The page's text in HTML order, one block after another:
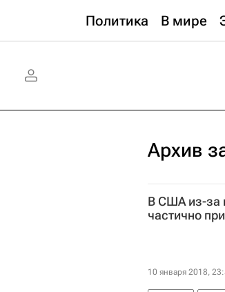
Политика В мире
Архив
В США из-за
частично
10 января 2018,